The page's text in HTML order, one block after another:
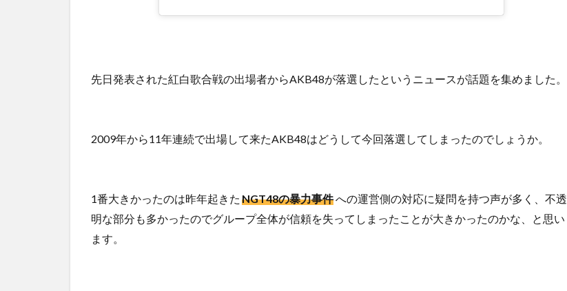
先日発表された紅白歌合戦の出場者からAKB48が落選したというニュースが話題を集めました。
2009年から11年連続で出場して来たAKB48はどうして今回落選してしまったのでしょうか。
1番大きかったのは昨年起きた NGT48の暴力事件への運営側の対応に疑問を持つ声が多く、不透
明な部分も多かったのでグループ全体が信頼を失ってしまったことが大きかったのかな、と思い
ます。